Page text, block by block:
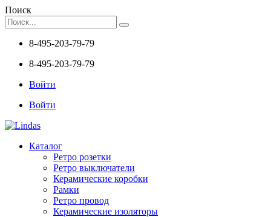
Поиск
8-495-203-79-79
8-495-203-79-79
Войти
Войти
Каталог
Ретро розетки
Ретро выключатели
Керамические коробки
Рамки
Ретро провод
Керамические изоляторы